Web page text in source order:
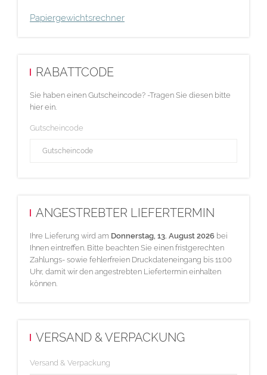
Papiergewichtsrechner
RABATTCODE
Sie haben einen Gutscheincode? -Tragen Sie diesen bitte
hier ein.
Gutscheincode
ANGESTREBTER LIEFERTERMIN
Ihre Lieferung wird am Donnerstag, 13. August 2026 bei
Ihnen eintreffen. Bitte beachten Sie einen fristgerechten
Zahlungs- sowie fehlerfreien Druckdateneingang bis 11:00
Uhr, damit wir den angestrebten Liefertermin einhalten
können.
VERSAND & VERPACKUNG
Versand & Verpackung